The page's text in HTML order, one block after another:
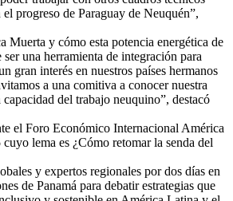
progreso de Paraguay de Neuquén”,
Muerta y cómo esta potencia energética de
una herramienta de integración para
gran interés en nuestros países hermanos
a una comitiva a conocer nuestra
del trabajo neuquino”, destacó
el Foro Económico Internacional América
lema es ¿Cómo retomar la senda del
y expertos regionales por dos días en
de Panamá para debatir estrategias que